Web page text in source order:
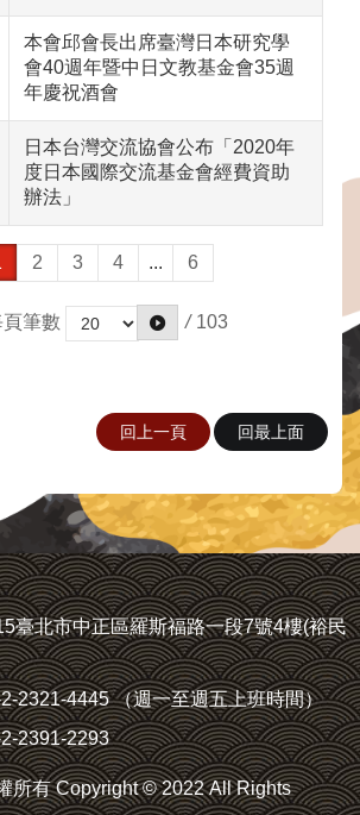
本會邱會長出席臺灣日本研究學
會40週年暨中日文教基金會35週
年慶祝酒會
日本台灣交流協會公布「2020年
度日本國際交流基金會經費資助
辦法」
2 3 4 ... 6
筆數 / 103
回上一頁 回最上面
臺北市中正區羅斯福路一段7號4樓(裕民
2321-4445 （週一至週五上班時間）
2391-2293
所有 Copyright © 2022 All Rights